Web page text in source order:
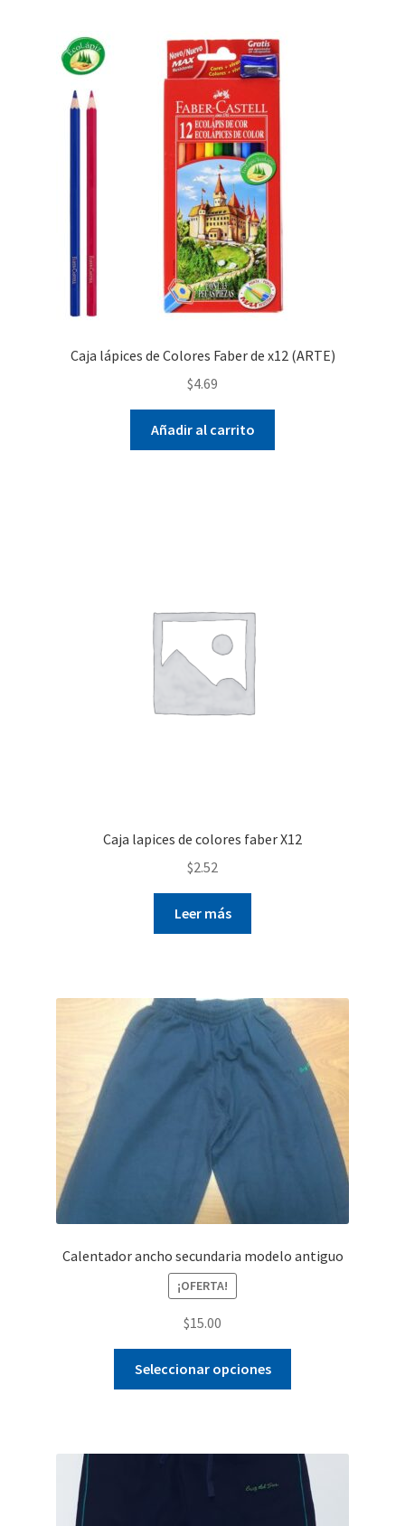
Caja lápices de Colores Faber de x12 (ARTE)
$4.69
Añadir al carrito
Caja lapices de colores faber X12
$2.52
Leer más
Calentador ancho secundaria modelo antiguo
¡OFERTA!
$15.00
Seleccionar opciones
variantes.
Las
opciones